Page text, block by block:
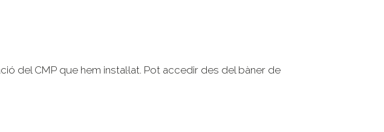
del CMP que hem instal·lat. Pot accedir des del bàner de